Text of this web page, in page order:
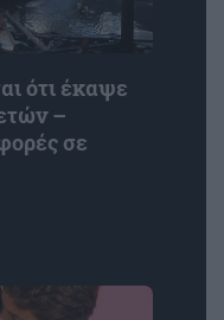
ότι έκαψε
–
σε